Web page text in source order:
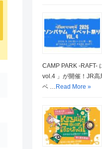
CAMP PARK -RAFT-
vol.4 」が開催！JR
ベ … Read More »